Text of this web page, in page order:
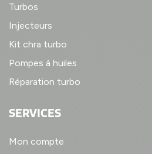
Turbos
Injecteurs
Kit chra turbo
Pompes à huiles
Réparation turbo
SERVICES
Mon compte